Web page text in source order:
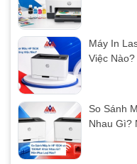
Máy In
Việc Nào?
So Sánh
Nhau Gì?